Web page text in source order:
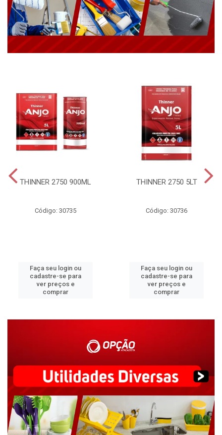
THINNER 2750 900ML
Código: 30735
Faça seu login ou
cadastre-se para
ver preços e
comprar
THINNER 2750 5LT
Código: 30736
Faça seu login ou
cadastre-se para
ver preços e
comprar